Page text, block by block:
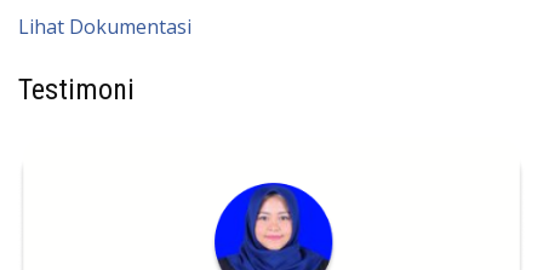
Lihat Dokumentasi
Testimoni